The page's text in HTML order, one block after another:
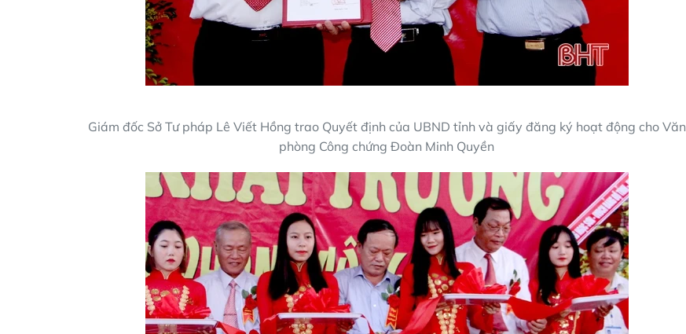
Giám đốc Sở Tư pháp Lê Viết Hồng trao Quyết định của UBND tỉnh và giấy đăng ký hoạt động cho Văn
phòng Công chứng Đoàn Minh Quyền